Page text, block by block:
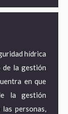
hídrica
de la gestión
en que
la gestión
personas,